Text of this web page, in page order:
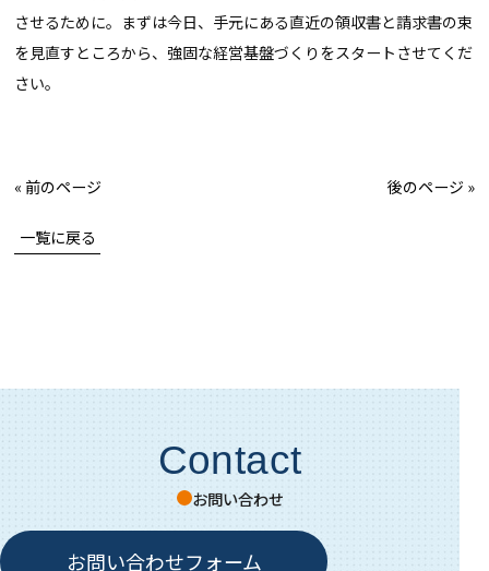
させるために。まずは今日、手元にある直近の領収書と請求書の束
を見直すところから、強固な経営基盤づくりをスタートさせてくだ
さい。
« 前のページ 後のページ »
一覧に戻る
Contact
お問い合わせ
お問い合わせフォーム